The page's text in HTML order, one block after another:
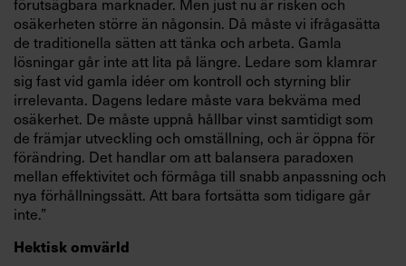
osäkerheten större än någonsin. Då måste vi ifrågasätta
de traditionella sätten att tänka och arbeta. Gamla
lösningar går inte att lita på längre. Ledare som klamrar
sig fast vid gamla idéer om kontroll och styrning blir
irrelevanta. Dagens ledare måste vara bekväma med
osäkerhet. De måste uppnå hållbar vinst samtidigt som
de främjar utveckling och omställning, och är öppna för
förändring. Det handlar om att balansera paradoxen
mellan effektivitet och förmåga till snabb anpassning och
nya förhållningssätt. Att bara fortsätta som tidigare går
inte.”
Hektisk omvärld